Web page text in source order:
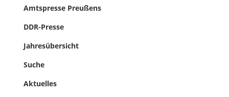
Amtspresse Preußens
DDR-Presse
Jahresübersicht
Suche
Aktuelles